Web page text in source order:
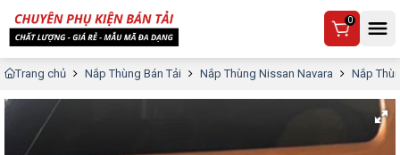
0
Trang chủ Nắp Thùng Bán Tải Nắp Thùng Nissan Navara Nắp